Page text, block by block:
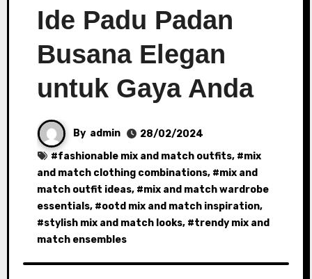
Ide Padu Padan
Busana Elegan
untuk Gaya Anda
By admin
28/02/2024
#fashionable mix and match outfits, #mix
and match clothing combinations, #mix and
match outfit ideas, #mix and match wardrobe
essentials, #ootd mix and match inspiration,
#stylish mix and match looks, #trendy mix and
match ensembles